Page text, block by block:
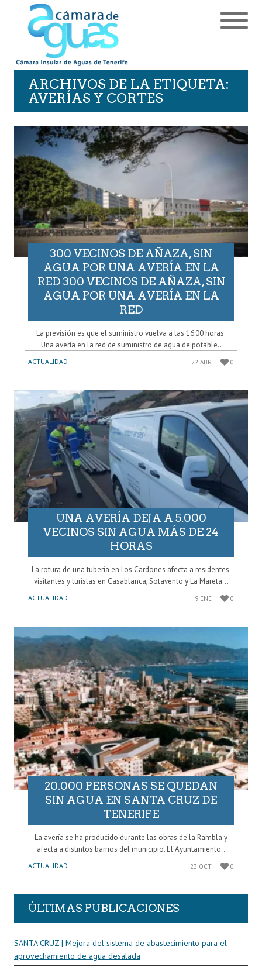
ARCHIVOS DE LA ETIQUETA:
AVERÍAS Y CORTES
300 VECINOS DE AÑAZA, SIN
AGUA POR UNA AVERÍA EN LA
RED 300 VECINOS DE AÑAZA, SIN
AGUA POR UNA AVERÍA EN LA
RED
La previsión es que el suministro vuelva a las 16:00 horas.
Una avería en la red de suministro de agua de potable..
ACTUALIDAD 22 ABR 0
UNA AVERÍA DEJA A 5.000
VECINOS SIN AGUA MÁS DE 24
HORAS
La rotura de una tubería en Los Cardones afecta a residentes,
visitantes y turistas en Casablanca, Sotavento y La Mareta...
ACTUALIDAD 9 ENE 0
20.000 PERSONAS SE QUEDAN
SIN AGUA EN SANTA CRUZ DE
TENERIFE
La avería se ha producido durante las obras de la Rambla y
afecta a distintos barrios del municipio. El Ayuntamiento..
ACTUALIDAD 23 OCT 0
ÚLTIMAS PUBLICACIONES
SANTA CRUZ | Mejora del sistema de abastecimiento para el
aprovechamiento de agua desalada